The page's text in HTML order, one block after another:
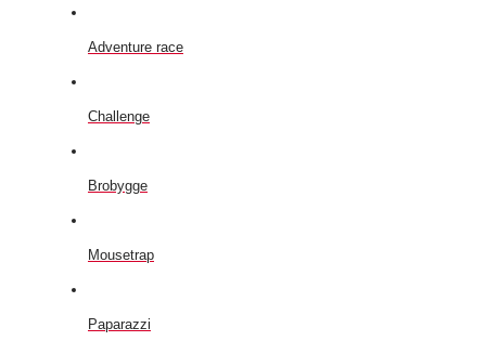
Adventure race
Challenge
Brobygge
Mousetrap
Paparazzi